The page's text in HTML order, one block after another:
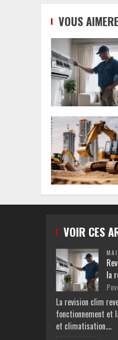
VOUS
VOIR CES
la
La revision clim
fonctionnement et
et climatisation.…